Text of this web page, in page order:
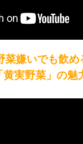
菜嫌いでも飲
実野菜」の魅